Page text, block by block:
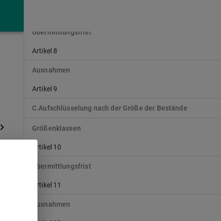
Übermittlungsfrist
Artikel 8
Ausnahmen
Artikel 9
C.Aufschlüsselung nach der Größe der Bestände
Größenklassen
Artikel 10
Übermittlungsfrist
Artikel 11
Ausnahmen